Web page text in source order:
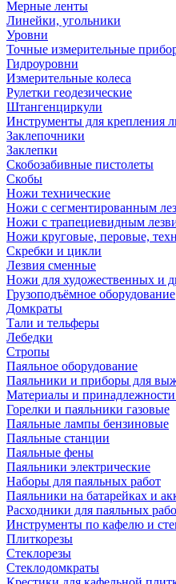
Мерные ленты
Линейки, угольники
Уровни
Точные измерительные
Гидроуровни
Измерительные колеса
Рулетки геодезические
Штангенциркули
Инструменты для крепления
Заклепочники
Заклепки
Скобозабивные пистолеты
Скобы
Ножи технические
Ножи с сегментированным
Ножи с трапециевидным
Ножи круговые, перовые,
Скребки и цикли
Лезвия сменные
Ножи для художественных и
Грузоподъёмное оборудование
Домкраты
Тали и тельферы
Лебедки
Стропы
Паяльное оборудование
Паяльники и приборы для
Материалы и принадлежности
Горелки и паяльники газовые
Паяльные лампы бензиновые
Паяльные станции
Паяльные фены
Паяльники электрические
Наборы для паяльных работ
Паяльники на батарейках и
Расходники для паяльных
Инструменты по кафелю и
Плиткорезы
Стеклорезы
Стеклодомкраты